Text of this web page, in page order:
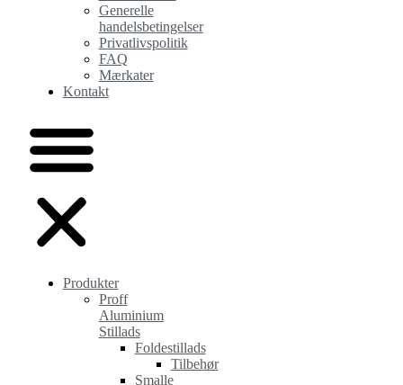
Generelle
handelsbetingelser
Privatlivspolitik
FAQ
Mærkater
Kontakt
Produkter
Proff
Aluminium
Stillads
Foldestillads
Tilbehør
Smalle